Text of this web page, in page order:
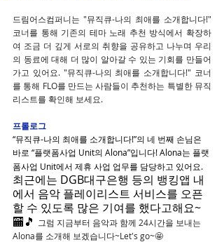
드림어스컴퍼니는 "뮤직큐-나의 최애를 소개합니다!"
코너를 통해 기존의 테마 노래 추천 방식에서 확장하
여 조금 더 깊게 서로의 취향을 공유하고 나누며 우리
의 동료에 대해 더 많이 알아갈 수 있는 기회를 만들어
가고 있어요. "뮤직큐-나의 최애를 소개합니다!" 코너
를 통해 FLO를 만드는 사람들이 추천하는 특별한 뮤직
리스트를 확인해 보세요.
프롤로그
“뮤직큐-나의 최애를 소개합니다!”의 네 번째 손님은
바로 “플랫폼사업 Unit의 Alona”입니다! Alona는 플랫
폼사업 Unit에서 제휴 사업 업무를 담당하고 있어요.
최근에는 DGB대구은행 등의 뱅킹앱 내
에서 음악 플레이리스트 서비스를 오픈
할 수 있도록 많은 기여를 했다고해요~
🏧🎵
그럼 지금부터 음악과 함께 24시간을 보내는
Alona를 소개해 보겠습니다~Let's go~🤩